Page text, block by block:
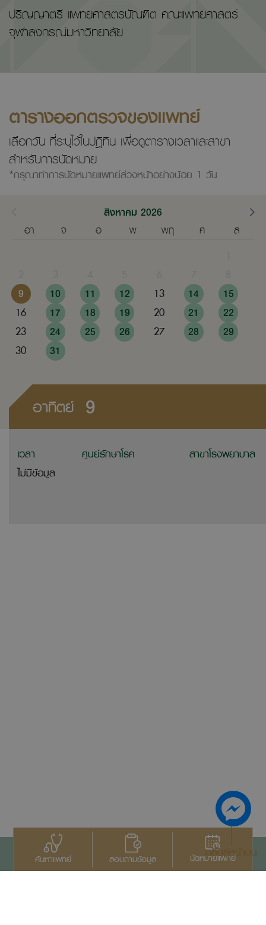
ปริญญาตรี แพทยศาสตรบัณฑิต คณะแพทยศาสตร์
จุฬาลงกรณ์มหาวิทยาลัย
ตารางออกตรวจของแพทย์
เลือกวัน ที่ระบุไว้ในปฎิทิน เพื่อดูตารางเวลาและสาขา
สำหรับการนัดหมาย
*กรุณาทำการนัดหมายแพทย์ล่วงหน้าอย่างน้อย 1 วัน
สิงหาคม 2026
อา
จ อ พ พฤ ศ
ส
9
10 11 12 13 14
15
16
17 18 19 20 21
22
23
24 25 26 27 28
29
30
31
อาทิตย์ 9
เวลา ศูนย์รักษาโรค
สาขาโรงพยาบาล
ไม่มีข้อมูล
ค้นหาแพทย์ สอบถามข้อมูล นัดหมายแพทย์
กลับสู่หน้าบน